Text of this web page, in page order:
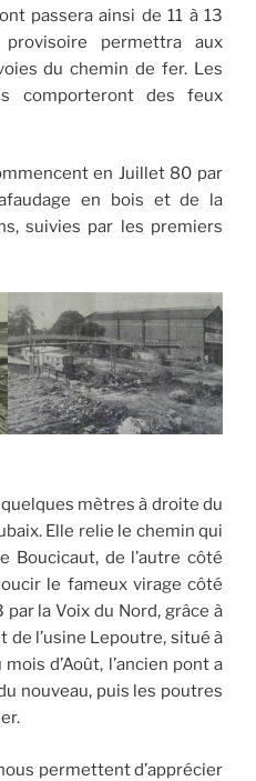
passera ainsi de 11 à 13
permettra aux
du chemin de fer. Les
comporteront des feux
en Juillet 80 par
en bois et de la
suivies par les premiers
mètres à droite du
Elle relie le chemin qui
Boucicaut, de l’autre côté
le fameux virage côté
la Voix du Nord, grâce à
de l’usine Lepoutre, situé à
d’Août, l’ancien pont a
nouveau, puis les poutres
permettent d’apprécier